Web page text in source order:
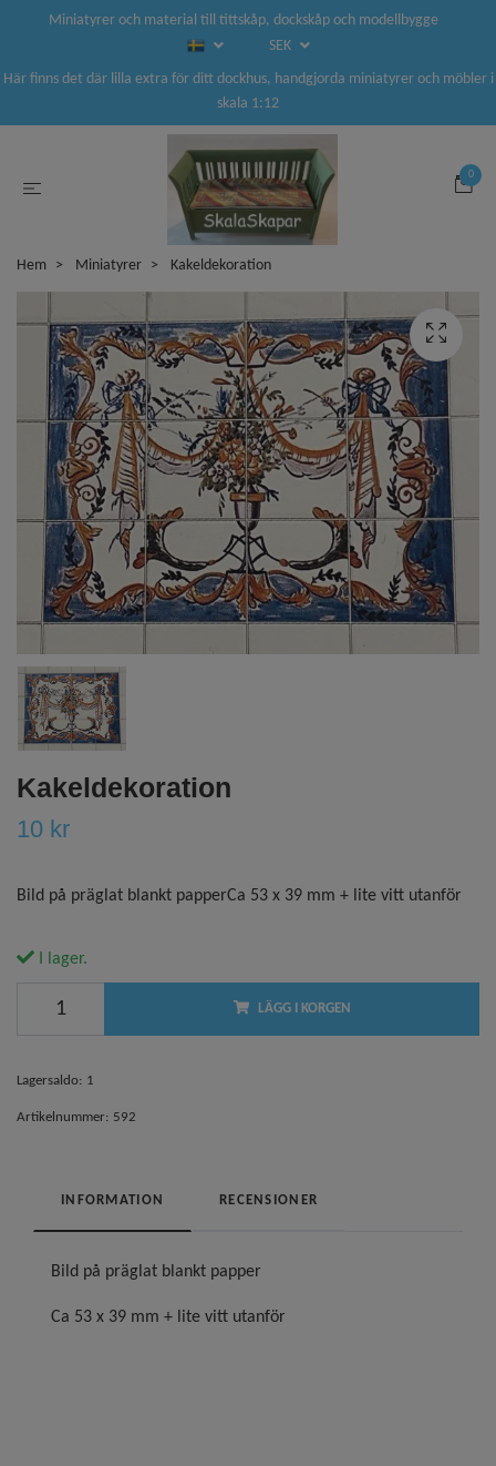
Miniatyrer och material till tittskåp, dockskåp och modellbygge
SEK
Här finns det där lilla extra för ditt dockhus, handgjorda miniatyrer och möbler i
skala 1:12
0
Hem Miniatyrer Kakeldekoration
Kakeldekoration
10 kr
Bild på präglat blankt papperCa 53 x 39 mm + lite vitt utanför
I lager.
LÄGG I KORGEN
Lagersaldo: 1
Artikelnummer: 592
INFORMATION RECENSIONER
Bild på präglat blankt papper
Ca 53 x 39 mm + lite vitt utanför